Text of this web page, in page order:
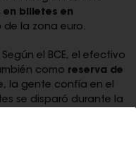
en billetes en
de la zona euro.
el BCE, el efectivo
como reserva de
la gente confía en el
se disparó durante la